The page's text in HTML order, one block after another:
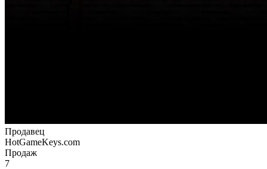
Продавец
HotGameKeys.com
Продаж
7